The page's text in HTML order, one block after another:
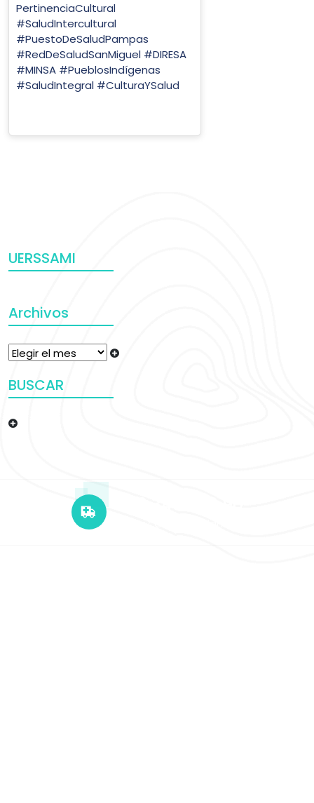
PertinenciaCultural
#SaludIntercultural
#PuestoDeSaludPampas
#RedDeSaludSanMiguel #DIRESA
#MINSA #PueblosIndígenas
#SaludIntegral #CulturaYSalud
UERSSAMI
Archivos
BUSCAR